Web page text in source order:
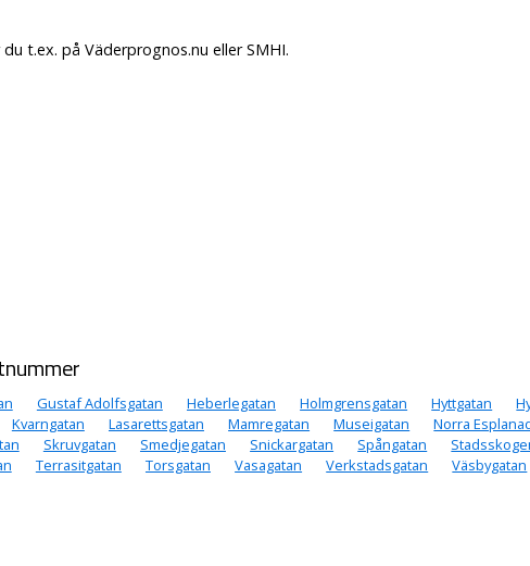
t.ex. på Väderprognos.nu eller SMHI.
Gustaf Adolfsgatan Heberlegatan Holmgrensgatan Hyttgatan
Kvarngatan Lasarettsgatan Mamregatan Museigatan Norra
Skruvgatan Smedjegatan Snickargatan Spångatan
Terrasitgatan Torsgatan Vasagatan Verkstadsgatan Väsbygatan